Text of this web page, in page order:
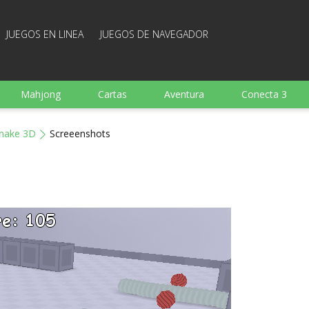
JUEGOS EN LINEA JUEGOS DE NAVEGADOR
Mahjong Cartas Aventura Conecta 3
3D Screeenshots